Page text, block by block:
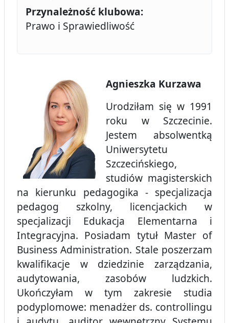
Przynależność klubowa:
Prawo i Sprawiedliwość
Agnieszka Kurzawa
Urodziłam się w 1991
roku w Szczecinie.
Jestem absolwentką
Uniwersytetu
Szczecińskiego,
studiów magisterskich
na kierunku pedagogika - specjalizacja
pedagog szkolny, licencjackich w
specjalizacji Edukacja Elementarna i
Integracyjna. Posiadam tytuł Master of
Business Administration. Stale poszerzam
kwalifikacje w dziedzinie zarządzania,
audytowania, zasobów ludzkich.
Ukończyłam w tym zakresie studia
podyplomowe: menadżer ds. controllingu